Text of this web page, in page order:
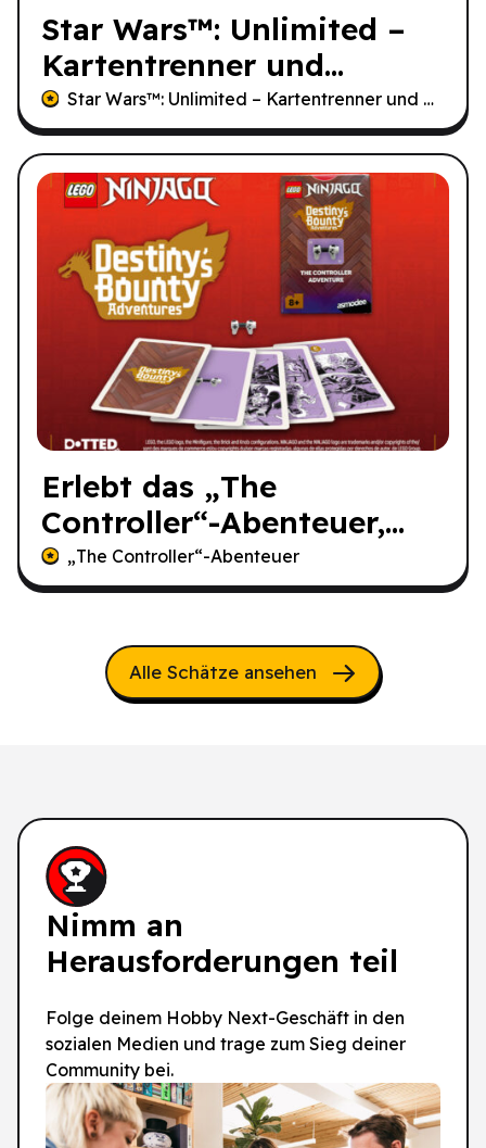
Star Wars™: Unlimited –
Kartentrenner und
Handmarker
Star Wars™: Unlimited – Kartentrenner und Handmarker – Asche des Imperiums
Erlebt das „The
Controller“-Abenteuer,
bevor es jemand anderes
tut
„The Controller“-Abenteuer
Alle Schätze ansehen
Nimm an
Herausforderungen teil
Folge deinem Hobby Next-Geschäft in den
sozialen Medien und trage zum Sieg deiner
Community bei.